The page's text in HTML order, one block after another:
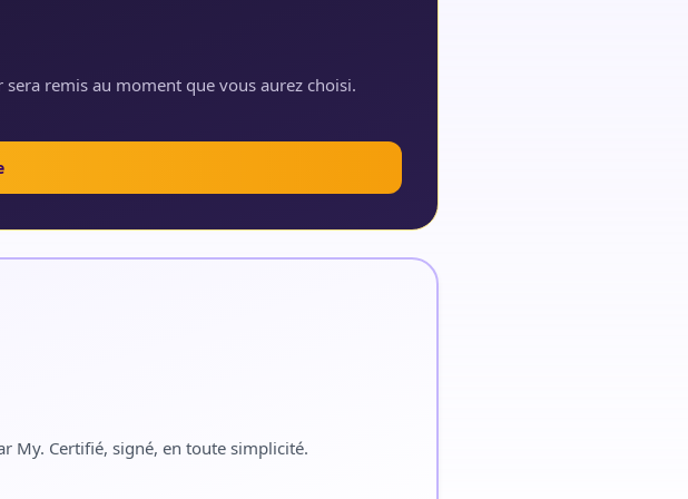
remis au moment que vous aurez choisi.
My. Certifié, signé, en toute simplicité.